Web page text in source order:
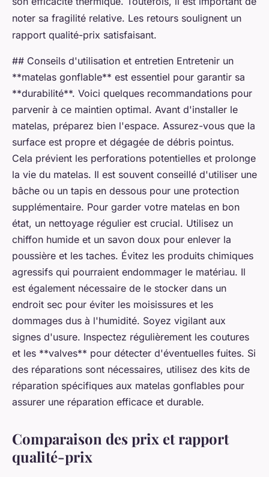
noter sa fragilité relative. Les retours soulignent un
rapport qualité-prix satisfaisant.
## Conseils d'utilisation et entretien Entretenir un
**matelas gonflable** est essentiel pour garantir sa
**durabilité**. Voici quelques recommandations pour
parvenir à ce maintien optimal. Avant d'installer le
matelas, préparez bien l'espace. Assurez-vous que la
surface est propre et dégagée de débris pointus.
Cela prévient les perforations potentielles et prolonge
la vie du matelas. Il est souvent conseillé d'utiliser une
bâche ou un tapis en dessous pour une protection
supplémentaire. Pour garder votre matelas en bon
état, un nettoyage régulier est crucial. Utilisez un
chiffon humide et un savon doux pour enlever la
poussière et les taches. Évitez les produits chimiques
agressifs qui pourraient endommager le matériau. Il
est également nécessaire de le stocker dans un
endroit sec pour éviter les moisissures et les
dommages dus à l'humidité. Soyez vigilant aux
signes d'usure. Inspectez régulièrement les coutures
et les **valves** pour détecter d'éventuelles fuites. Si
des réparations sont nécessaires, utilisez des kits de
réparation spécifiques aux matelas gonflables pour
assurer une réparation efficace et durable.
Comparaison des prix et rapport
qualité-prix